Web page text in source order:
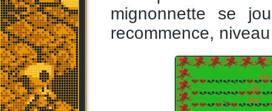
mignonnette se
recommence,